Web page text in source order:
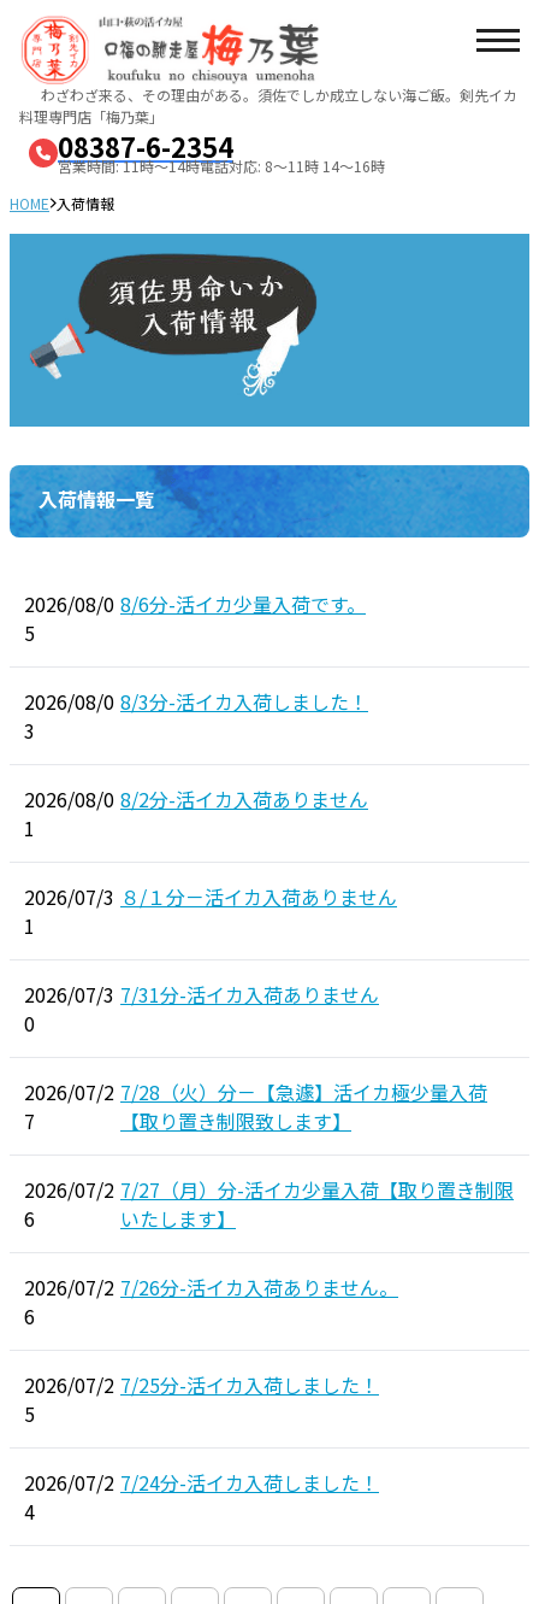
わざわざ来る、その理由がある。須佐でしか成立しない海ご飯。 剣先イカ
料理専門店「梅乃葉」
08387-6-2354
営業時間: 11時～14時電話対応: 8～11時 14～16時
HOME 入荷情報
入荷情報一覧
2026/08/0
5
8/6分-活イカ少量入荷です。
2026/08/0
3
8/3分-活イカ入荷しました！
2026/08/0
1
8/2分-活イカ入荷ありません
2026/07/3
1
８/１分－活イカ入荷ありません
2026/07/3
0
7/31分-活イカ入荷ありません
2026/07/2
7
7/28（火）分－【急遽】活イカ極少量入荷
【取り置き制限致します】
2026/07/2
6
7/27（月）分-活イカ少量入荷【取り置き制限
いたします】
2026/07/2
6
7/26分-活イカ入荷ありません。
2026/07/2
5
7/25分-活イカ入荷しました！
2026/07/2
4
7/24分-活イカ入荷しました！